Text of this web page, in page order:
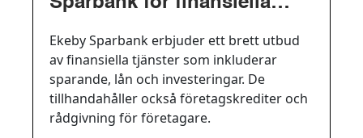
Ekeby Sparbank erbjuder ett brett utbud
av finansiella tjänster som inkluderar
sparande, lån och investeringar. De
tillhandahåller också företagskrediter och
rådgivning för företagare.